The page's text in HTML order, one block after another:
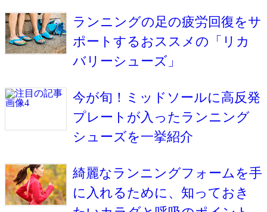
ランニングの足の疲労回復をサ
ポートするおススメの「リカ
バリーシューズ」
今が旬！ミッドソールに高反発
プレートが入ったランニング
シューズを一挙紹介
綺麗なランニングフォームを手
に入れるために、知っておき